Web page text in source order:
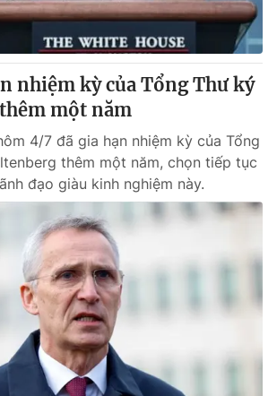
báo VTV
báo in và báo điện tử số 483/GP-BTTTT
Thủy
Nguyễn Thị Mỹ Hạnh, Phạm Quốc Thắng,
355 931 - 024.38 355 932
VTV:024.66 897 897
024-7300.7108
nhiệm kỳ của Tổng Thư ký
một năm
4/7 đã gia hạn nhiệm kỳ của Tổng
thêm một năm, chọn tiếp tục
đạo giàu kinh nghiệm này.